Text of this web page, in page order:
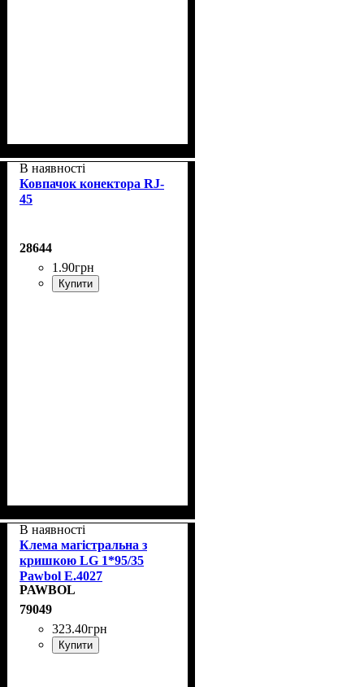
В наявності
Ковпачок конектора RJ-
45
28644
1 .90грн
Купити
В наявності
Клема магістральна з
кришкою LG 1*95/35
Pawbol E.4027
PAWBOL
79049
323.40грн
Купити